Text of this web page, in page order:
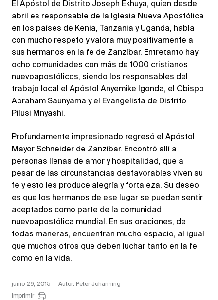
El Apóstol de Distrito Joseph Ekhuya, quien desde
abril es responsable de la Iglesia Nueva Apostólica
en los países de Kenia, Tanzania y Uganda, habla
con mucho respeto y valora muy positivamente a
sus hermanos en la fe de Zanzíbar. Entretanto hay
ocho comunidades con más de 1000 cristianos
nuevoapostólicos, siendo los responsables del
trabajo local el Apóstol Anyemike Igonda, el Obispo
Abraham Saunyama y el Evangelista de Distrito
Pilusi Mnyashi.
Profundamente impresionado regresó el Apóstol
Mayor Schneider de Zanzíbar. Encontró allí a
personas llenas de amor y hospitalidad, que a
pesar de las circunstancias desfavorables viven su
fe y esto les produce alegría y fortaleza. Su deseo
es que los hermanos de ese lugar se puedan sentir
aceptados como parte de la comunidad
nuevoapostólica mundial. En sus oraciones, de
todas maneras, encuentran mucho espacio, al igual
que muchos otros que deben luchar tanto en la fe
como en la vida.
junio 29, 2015
Autor: Peter Johanning
Imprimir